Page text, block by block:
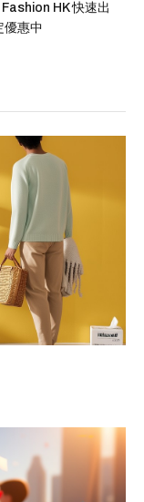
Fashion HK 快速出
優惠中